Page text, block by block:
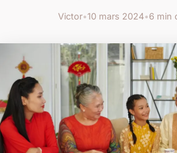
Victor•10 mars 2024•6 min